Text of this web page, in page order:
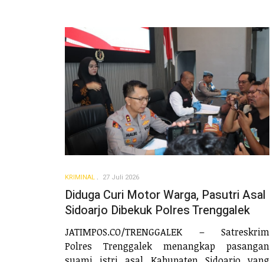
KRIMINAL 27 Juli 2026
Diduga Curi Motor Warga, Pasutri Asal
Sidoarjo Dibekuk Polres Trenggalek
JATIMPOS.CO/TRENGGALEK – Satreskrim
Polres Trenggalek menangkap pasangan